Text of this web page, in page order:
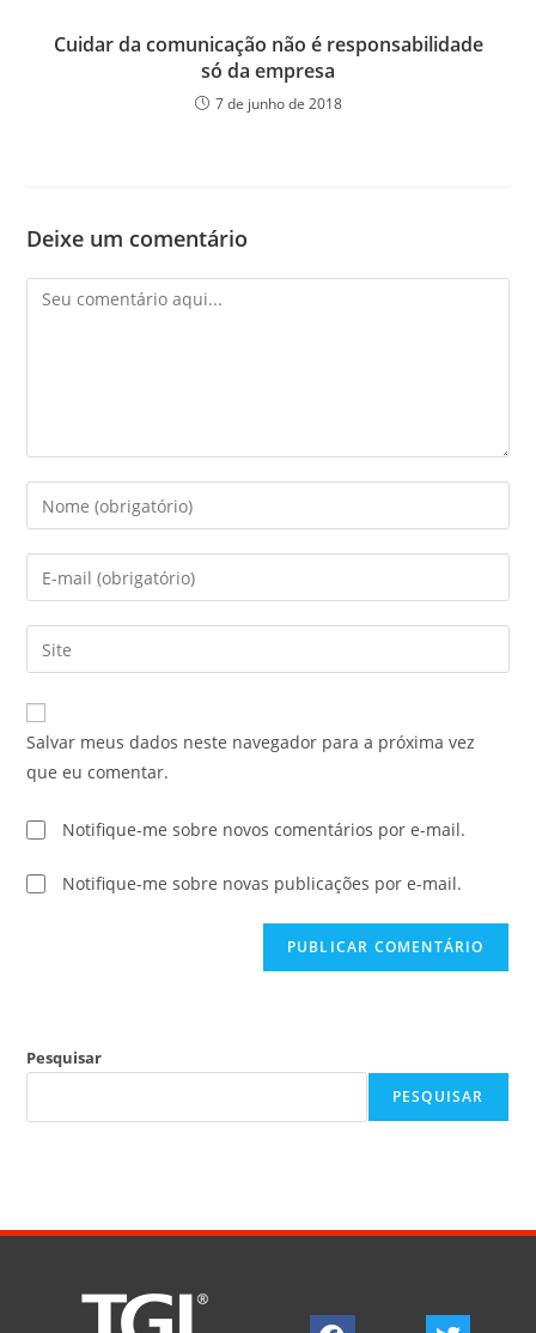
Cuidar da comunicação não é responsabilidade
só da empresa
7 de junho de 2018
Deixe um comentário
Salvar meus dados neste navegador para a próxima vez
que eu comentar.
Notifique-me sobre novos comentários por e-mail.
Notifique-me sobre novas publicações por e-mail.
Pesquisar
PESQUISAR